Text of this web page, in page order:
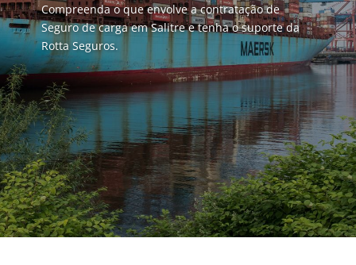
Compreenda o que envolve a contratação de
Seguro de carga em Salitre e tenha o suporte da
Rotta Seguros.